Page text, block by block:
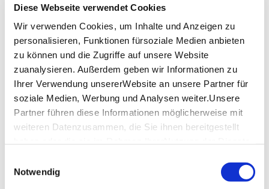
Diese Webseite verwendet Cookies
Wir verwenden Cookies, um Inhalte und Anzeigen zu
personalisieren, Funktionen fürsoziale Medien anbieten
zu können und die Zugriffe auf unsere Website
zuanalysieren. Außerdem geben wir Informationen zu
Ihrer Verwendung unsererWebsite an unsere Partner für
soziale Medien, Werbung und Analysen weiter.Unsere
Partner führen diese Informationen möglicherweise mit
weiteren Datenzusammen, die Sie ihnen bereitgestellt
Impressum
Notwendig
Telefon:+49 (0)711 549 81 05
Mail:info@boulevaerle.de
Website:www.boulevaerle.de
Planen Sie Ihre Anreise
Verkehrs- und Tarifverbund Stuttgart GmbH
Fahrplanauskunft des VVS
Google Maps